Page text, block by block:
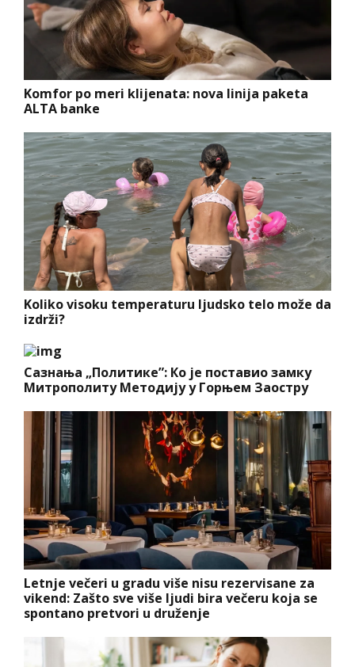
Komfor po meri klijenata: nova linija paketa
ALTA banke
Koliko visoku temperaturu ljudsko telo može da
izdrži?
Сазнања „Политике”: Ко је поставио замку
Митрополиту Методију у Горњем Заостру
Letnje večeri u gradu više nisu rezervisane za
vikend: Zašto sve više ljudi bira večeru koja se
spontano pretvori u druženje